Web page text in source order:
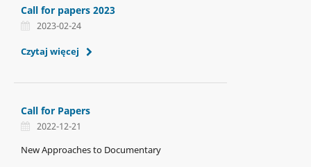
Call for papers 2023
2023-02-24
Czytaj więcej
Call for Papers
2022-12-21
New Approaches to Documentary